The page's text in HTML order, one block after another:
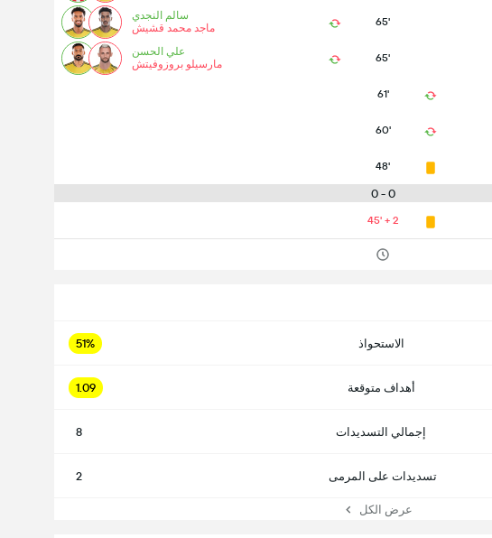
65'
سالم النجدي
ماجد محمد قشيش
65'
علي الحسن
مارسيلو بروزوفيتش
61'
60'
48'
0 - 0
45' + 2
الاستحواذ 51%
أهداف متوقعة 1.09
إجمالي التسديدات 8
تسديدات على المرمى 2
عرض الكل